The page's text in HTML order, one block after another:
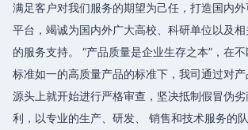
满足客户对我们服务的期望为己任，打造国内
平台，竭诚为国内外广大高校、科研单位以及
的服务支持。 “产品质量是企业生存之本”，在不
标准如一的高质量产品的标准下，我司通过对
源头上就开始进行严格审查，坚决抵制假冒伪
利，以专业的生产、研发、 销售和技术服务的